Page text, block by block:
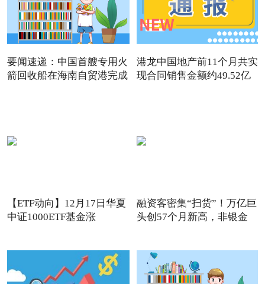
要闻速递：中国首艘专用火
箭回收船在海南自贸港完成
港龙中国地产前11个月共实
现合同销售金额约49.52亿
【ETF动向】12月17日华夏
中证1000ETF基金涨
融资客密集“扫货”！万亿巨
头创57个月新高，非银金